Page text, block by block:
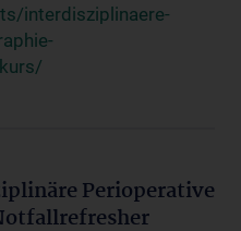
interdisziplinaere-
Perioperative